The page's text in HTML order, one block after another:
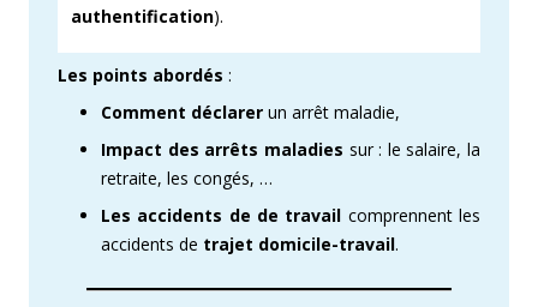
authentification).
Les points abordés :
Comment déclarer un arrêt maladie,
Impact des arrêts maladies sur : le salaire, la
retraite, les congés, …
Les accidents de de travail comprennent les
accidents de trajet domicile-travail.